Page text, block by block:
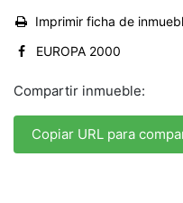
Imprimir ficha de
EUROPA 2000
Compartir inmueble:
Copiar URL para